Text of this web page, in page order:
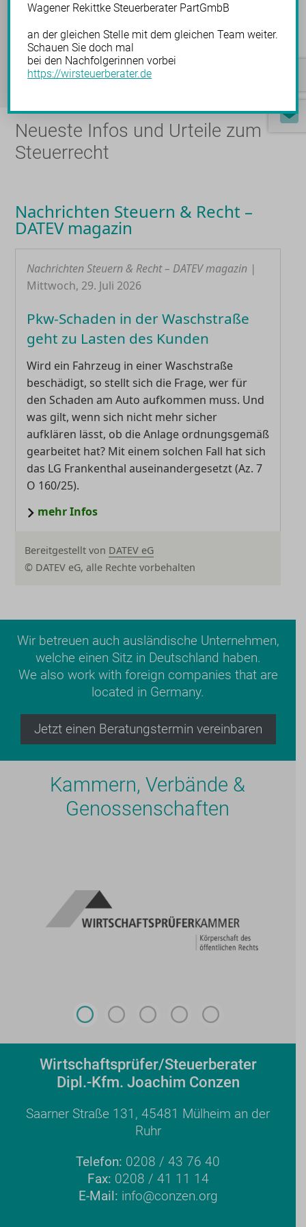
Wir suchen Mitarbeiter!
Jetzt bewerben
Neueste Infos und Urteile zum
Steuerrecht
Nachrichten Steuern & Recht –
DATEV magazin
Nachrichten Steuern & Recht – DATEV magazin |
Mittwoch, 29. Juli 2026
Pkw-Schaden in der Waschstraße
geht zu Lasten des Kunden
Wird ein Fahrzeug in einer Waschstraße
beschädigt, so stellt sich die Frage, wer für
den Schaden am Auto aufkommen muss. Und
was gilt, wenn sich nicht mehr sicher
aufklären lässt, ob die Anlage ordnungsgemäß
gearbeitet hat? Mit einem solchen Fall hat sich
das LG Frankenthal auseinandergesetzt (Az. 7
O 160/25).
mehr Infos
Bereitgestellt von DATEV eG
© DATEV eG, alle Rechte vorbehalten
Wir betreuen auch ausländische Unternehmen,
welche einen Sitz in Deutschland haben.
We also work with foreign companies that are
located in Germany.
Jetzt einen Beratungstermin vereinbaren
Kammern, Verbände &
Genossenschaften
Wirtschaftsprüfer/Steuerberater
Dipl.-Kfm. Joachim Conzen
Saarner Straße 131, 45481 Mülheim an der
Ruhr
Telefon: 0208 / 43 76 40
Fax: 0208 / 41 11 14
E-Mail: info@conzen.org
Wagener Rekittke Steuerberater PartGmbB
an der gleichen Stelle mit dem gleichen Team weiter.
Schauen Sie doch mal
bei den Nachfolgerinnen vorbei
https://wirsteuerberater.de